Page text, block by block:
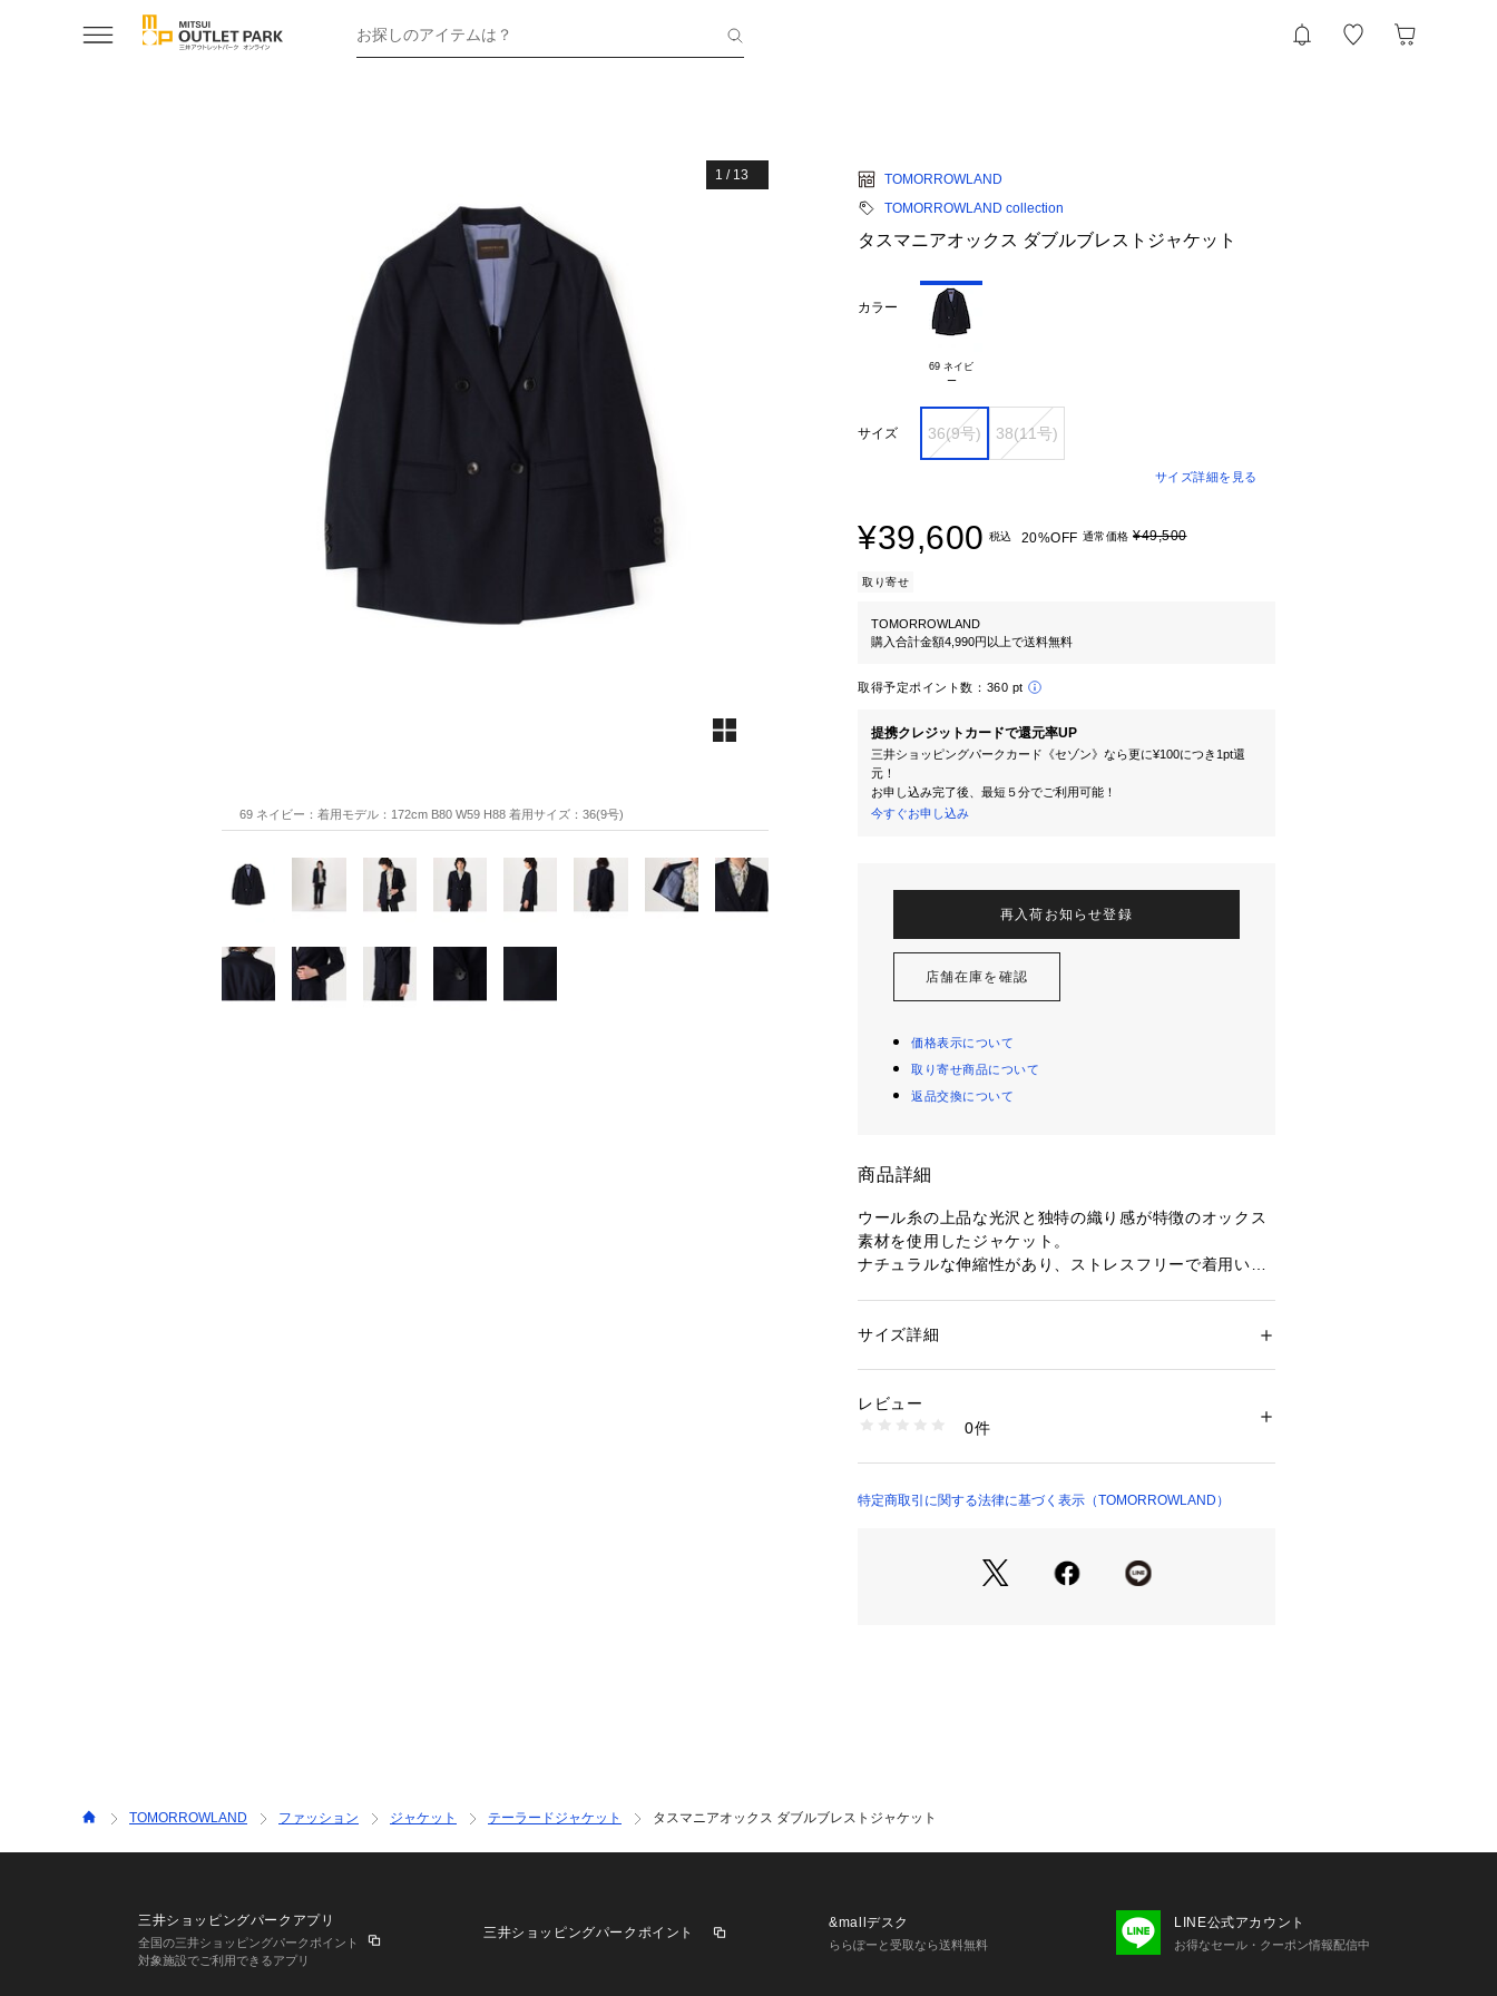
お探しのアイテムは？
1 / 13
69 ネイビー：着用モデル：172cm B80 W59 H88 着用サイズ：36(9号)
TOMORROWLAND
TOMORROWLAND collection
タスマニアオックス ダブルブレストジャケット
カラー
69 ネイビ
ー
サイズ 36(9号) 38(11号)
サイズ詳細を見る
¥39,600 税込 20%OFF 通常価格 ¥49,500
取り寄せ
TOMORROWLAND
購入合計金額4,990円以上で送料無料
取得予定ポイント数： 360 pt
提携クレジットカードで還元率UP
三井ショッピングパークカード《セゾン》なら更に¥100につき1pt還
元！
お申し込み完了後、最短５分でご利用可能！
今すぐお申し込み
再入荷お知らせ登録
店舗在庫を確認
価格表示について
取り寄せ商品について
返品交換について
商品詳細
ウール糸の上品な光沢と独特の織り感が特徴のオックス
素材を使用したジャケット。
ナチュラルな伸縮性があり、ストレスフリーで着用いた
めの着丈でマニッシュなバランスの一着。
す。
通勤にはもちろん、デニムやTシャツを合わせてカジュ
性別：レディース
生産国：日本
洗濯：洗濯不可、漂白不可、タンブル乾燥不可、アイロン仕上げ
※詳しい洗濯方法については、商品の品質表示タグをご覧くださ
商品番号：1095000018147 （モール）
サイズ詳細
レビュー
0件
特定商取引に関する法律に基づく表示（TOMORROWLAND）
TOMORROWLAND ファッション ジャケット テーラードジャケット タスマニアオックス ダブルブレストジャケット
三井ショッピングパークアプリ
全国の三井ショッピングパークポイント
対象施設でご利用できるアプリ
三井ショッピングパークポイント
&mallデスク
ららぽーと受取なら送料無料
LINE公式アカウント
お得なセール・クーポン情報配信中